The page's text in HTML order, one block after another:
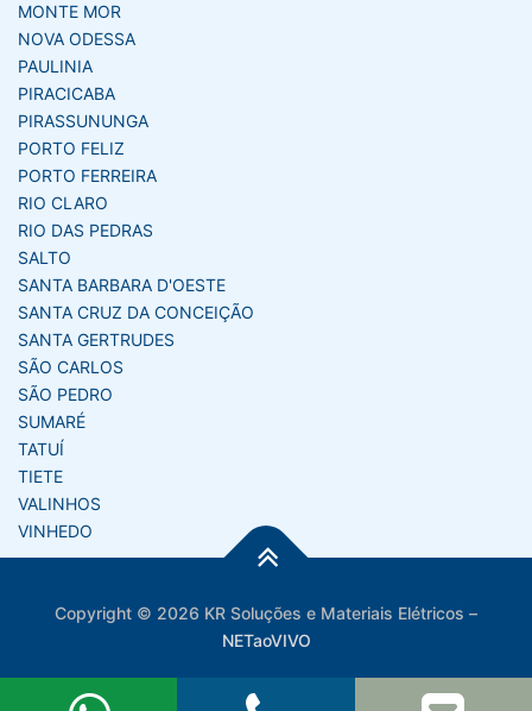
MONTE MOR
NOVA ODESSA
PAULINIA
PIRACICABA
PIRASSUNUNGA
PORTO FELIZ
PORTO FERREIRA
RIO CLARO
RIO DAS PEDRAS
SALTO
SANTA BARBARA D'OESTE
SANTA CRUZ DA CONCEIÇÃO
SANTA GERTRUDES
SÃO CARLOS
SÃO PEDRO
SUMARÉ
TATUÍ
TIETE
VALINHOS
VINHEDO
Copyright © 2026 KR Soluções e Materiais Elétricos –
NETaoVIVO